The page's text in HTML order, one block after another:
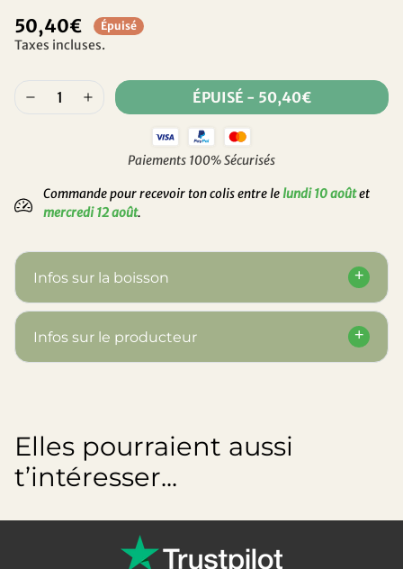
50,40€ Épuisé
Taxes incluses.
ÉPUISÉ - 50,40€
Paiements 100% Sécurisés
Commande pour recevoir ton colis entre lelundi 10 aoûtet
mercredi 12 août.
Infos sur la boisson
Infos sur le producteur
Elles pourraient aussi
t’intéresser...